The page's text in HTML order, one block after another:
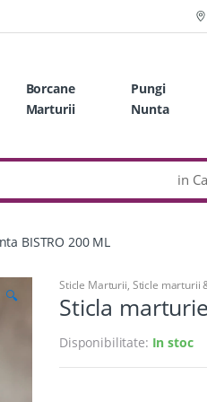
Borcane
Marturii
Pungi
Nunta
BISTRO 200 ML
🔍
Sticle Marturii, Sticle marturii
Sticla
Disponibilitate: In stoc